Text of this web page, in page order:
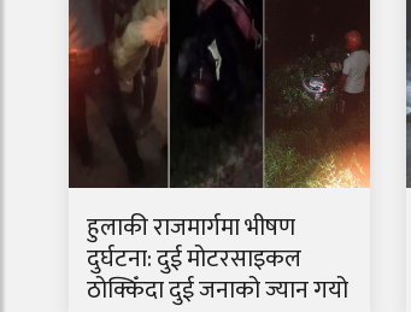
हुलाकी राजमार्गमा भीषण
दुर्घटना: दुई मोटरसाइकल
ठोक्किँदा दुई जनाको ज्यान गयो